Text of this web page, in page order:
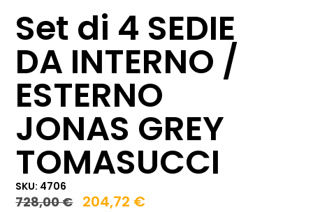
Set di 4 SEDIE
DA INTERNO /
ESTERNO
JONAS GREY
TOMASUCCI
SKU: 4706
728,00€ 204,72 €